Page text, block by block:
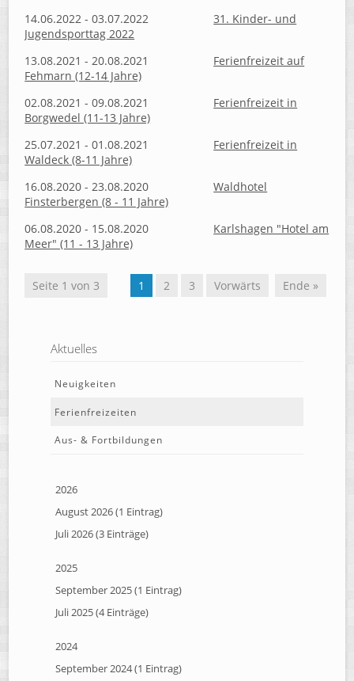
14.06.2022 - 03.07.2022
31. Kinder- und
Jugendsporttag 2022
13.08.2021 - 20.08.2021
Ferienfreizeit auf
Fehmarn (12-14 Jahre)
02.08.2021 - 09.08.2021
Ferienfreizeit in
Borgwedel (11-13 Jahre)
25.07.2021 - 01.08.2021
Ferienfreizeit in
Waldeck (8-11 Jahre)
16.08.2020 - 23.08.2020
Waldhotel
Finsterbergen (8 - 11 Jahre)
06.08.2020 - 15.08.2020
Karlshagen "Hotel am
Meer" (11 - 13 Jahre)
Seite 1 von 3 1 2 3 Vorwärts Ende »
Aktuelles
Neuigkeiten
Ferienfreizeiten
Aus- & Fortbildungen
2026
August 2026 (1 Eintrag)
Juli 2026 (3 Einträge)
2025
September 2025 (1 Eintrag)
Juli 2025 (4 Einträge)
2024
September 2024 (1 Eintrag)